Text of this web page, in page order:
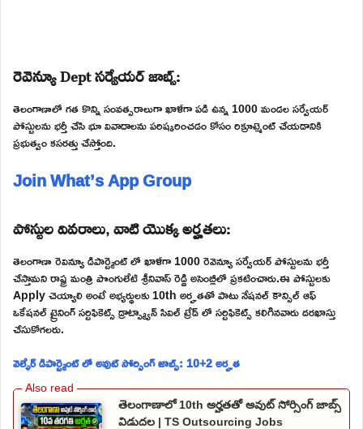
రెవెన్యూ Dept సర్వేయర్ జాబ్స్:
తెలంగాణాలో గత కొన్ని సంవత్సరాలుగా ఖాళీగా పడి ఉన్న 1000 మండల సర్వేయర్
పోస్టులను భర్తీ చేసి భూ వివాదాలను పరిష్కరించడం కోసం రిక్రూట్మెంట్ చేయడానికి
ప్రభుత్వం కసరత్తు చేస్తోంది.
Join What’s App Group
పోస్టుల వివరాలు, వాటి యొక్క అర్హతలు:
తెలంగాణా రెవిన్యూ డిపార్ట్మెంట్ లో ఖాళీగా 1000 రెవెన్యూ సర్వేయర్ పోస్టులను భర్తీ
చేస్తామని రాష్ట్ర మంత్రి పొంగులేటి శ్రీనివాస్ రెడ్డి అసెంబ్లీలో ప్రకటించారు.ఈ పోస్టులకు
Apply చెయ్యాలి అంటే అభ్యర్థులకు 10th అర్హతతో పాటు నేషనల్ కౌన్సిల్ ఆఫ్
ఒకేషనల్ ట్రైనింగ్ సర్టిఫికెట్స్ డ్రాట్స్మ్యాన్ సివిల్ ట్రేడ్ లో సర్టిఫికెట్స్ కలిగినవారు దరఖాస్తు
చేసుకోగలరు.
వెల్ఫేర్ డిపార్ట్మెంట్ లో అవుట్ సోర్సింగ్ జాబ్స్: 10+2 అర్హత
తెలంగాణాలో 10th అర్హతతో అవుట్ సోర్సింగ్ జాబ్స్
విడుదల | TS Outsourcing Jobs